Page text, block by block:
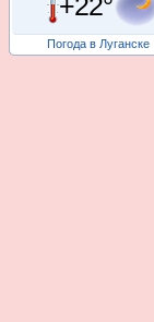
Погода в Луганске